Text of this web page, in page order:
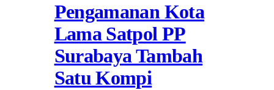
Pengamanan Kota
Lama Satpol PP
Surabaya Tambah
Satu Kompi